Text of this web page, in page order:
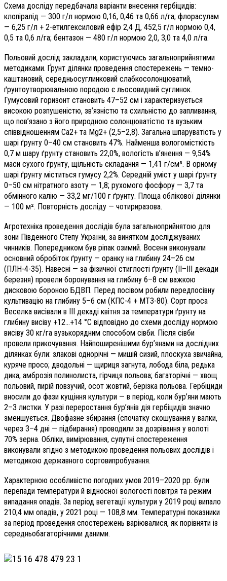
Схема досліду передбачала варіанти внесення гербіцидів:
клопіралід — 300 г/л нормою 0,16, 0,46 та 0,66 л/га; флорасулам
— 6,25 г/л + 2-етилгексиловий ефір 2,4 Д, 452,5 г/л нормою 0,4,
0,5 та 0,6 л/га; бентазон — 480 г/л нормою 2,0, 3,0 та 4,0 л/га.
Польовий дослід закладали, користуючись загальноприйнятими
методиками. Ґрунт ділянки проведення спостережень — темно-
каштановий, середньосуглинковий слабкосолонцюватий,
ґрунтоутворювальною породою є льосовидний суглинок.
Гумусовий горизонт становить 47–52 см і характеризується
високою розпушеністю, зв’язністю та схильністю до запливання,
що пов’язано з його природною солонцюватістю та вузьким
співвідношенням Са2+ та Мg2+ (2,5–2,8). Загальна шпаруватість у
шарі ґрунту 0–40 см становить 47%. Найменша вологомісткість
0,7 м шару ґрунту становить 22,0%, вологість в’янення — 9,54%
маси сухого ґрунту, щільність складання — 1,41 г/см³. В орному
шарі ґрунту міститься гумусу 2,2%. Середній уміст у шарі ґрунту
0–50 см нітратного азоту — 1,8; рухомого фосфору — 3,7 та
обмінного калію — 33,2 мг/100 г ґрунту. Площа облікової ділянки
— 100 м². Повторність досліду — чотириразова.
Агротехніка проведення дослідів була загальноприйнятою для
зони Південного Степу України, за винятком досліджуваних
чинників. Попередником був ріпак озимий. Восени виконували
основний обробіток ґрунту — оранку на глибину 24–26 см
(ПЛН-4-35). Навесні — за фізичної стиглості ґрунту (ІІ–ІІІ декади
березня) провели боронування на глибину 6–8 см важкою
дисковою бороною БДВП. Перед посівом робили передпосівну
культивацію на глибину 5–6 см (КПС-4 + МТЗ-80). Сорт проса
Веселка висівали в ІІІ декаді квітня за температури ґрунту на
глибину висіву +12…+14 °С відповідно до схеми досліду нормою
висіву 30 кг/га вузькорядним способом сівби. Після сівби
провели прикочування. Найпоширенішими бур’янами на дослідних
ділянках були: злакові однорічні — мишій сизий, плоскуха звичайна,
куряче просо; дводольні — щириця загнута, лобода біла, редька
дика, амброзія полинолиста, гірчиця польова; багаторічні — хвощ
польовий, пирій повзучий, осот жовтий, берізка польова. Гербіциди
вносили до фази кущіння культури — в період, коли бур’яни мають
2–3 листки. У разі переростання бур’янів дія гербіцидів значно
зменшується. Двофазне збирання (спочатку скошування у валки,
через 3–4 дні — підбирання) проводили за дозрівання у волоті
70% зерна. Обліки, вимірювання, супутні спостереження
виконували згідно з методикою проведення польових дослідів і
методикою державного сортовипробування.
Характерною особливістю погодних умов 2019–2020 рр. були
перепади температури й відносної вологості повітря та режим
випадання опадів. За період вегетації культури у 2019 році випало
210,4 мм опадів, у 2021 році — 108,8 мм. Температурні показники
за період проведення спостережень варіювалися, як порівняти із
середньобагаторічними даними.